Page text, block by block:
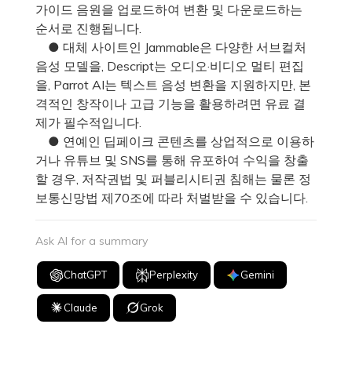
가이드 음원을 업로드하여 변환 및 다운로드하는
순서로 진행됩니다.
● 대체 사이트인 Jammable은 다양한 서브컬처
음성 모델을, Descript는 오디오·비디오 멀티 편집
을, Parrot AI는 텍스트 음성 변환을 지원하지만, 본
격적인 창작이나 고급 기능을 활용하려면 유료 결
제가 필수적입니다.
● 연예인 딥페이크 콘텐츠를 상업적으로 이용하
거나 유튜브 및 SNS를 통해 유포하여 수익을 창출
할 경우, 저작권법 및 퍼블리시티권 침해는 물론 정
보통신망법 제70조에 따라 처벌받을 수 있습니다.
Ask AI for a summary
ChatGPT Perplexity Gemini
Claude Grok